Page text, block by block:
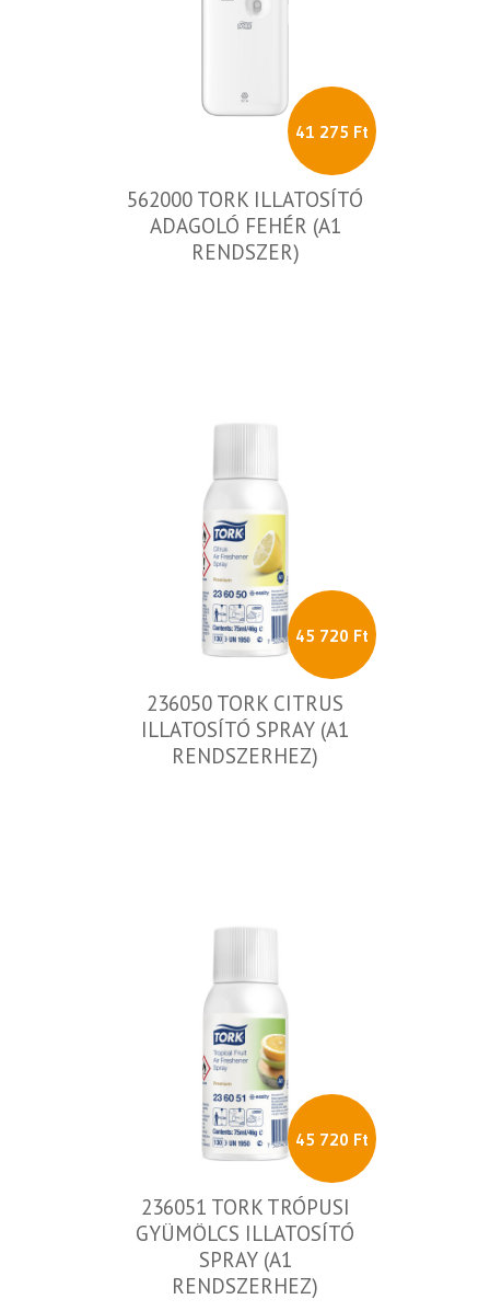
41 275 Ft
562000 TORK ILLATOSÍTÓ
ADAGOLÓ FEHÉR (A1
RENDSZER)
45 720 Ft
236050 TORK CITRUS
ILLATOSÍTÓ SPRAY (A1
RENDSZERHEZ)
45 720 Ft
236051 TORK TRÓPUSI
GYÜMÖLCS ILLATOSÍTÓ
SPRAY (A1
RENDSZERHEZ)